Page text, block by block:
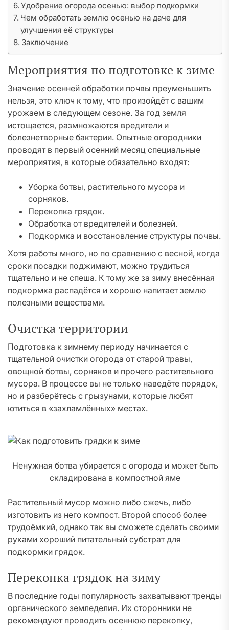
Удобрение огорода осенью: выбор подкормки
Чем обработать землю осенью на даче для
улучшения её структуры
Заключение
Мероприятия по подготовке к зиме
Значение осенней обработки почвы преуменьшить
нельзя, это ключ к тому, что произойдёт с вашим
урожаем в следующем сезоне. За год земля
истощается, размножаются вредители и
болезнетворные бактерии. Опытные огородники
проводят в первый осенний месяц специальные
мероприятия, в которые обязательно входят:
Уборка ботвы, растительного мусора и
сорняков.
Перекопка грядок.
Обработка от вредителей и болезней.
Подкормка и восстановление структуры почвы.
Хотя работы много, но по сравнению с весной, когда
сроки посадки поджимают, можно трудиться
тщательно и не спеша. К тому же за зиму внесённая
подкормка распадётся и хорошо напитает землю
полезными веществами.
Очистка территории
Подготовка к зимнему периоду начинается с
тщательной очистки огорода от старой травы,
овощной ботвы, сорняков и прочего растительного
мусора. В процессе вы не только наведёте порядок,
но и разберётесь с грызунами, которые любят
ютиться в «захламлённых» местах.
Ненужная ботва убирается с огорода и может быть
складирована в компостной яме
Растительный мусор можно либо сжечь, либо
изготовить из него компост. Второй способ более
трудоёмкий, однако так вы сможете сделать своими
руками хороший питательный субстрат для
подкормки грядок.
Перекопка грядок на зиму
В последние годы популярность захватывают тренды
органического земледелия. Их сторонники не
рекомендуют проводить осеннюю перекопку,